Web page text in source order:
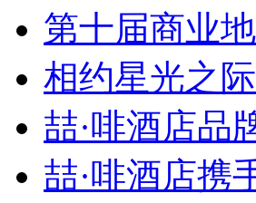
第十届商业
相约星光之
喆·啡酒店品
喆·啡酒店携